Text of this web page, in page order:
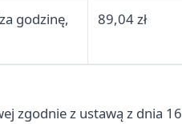
godzinę,
89,04 zł
zgodnie z ustawą z dnia 16